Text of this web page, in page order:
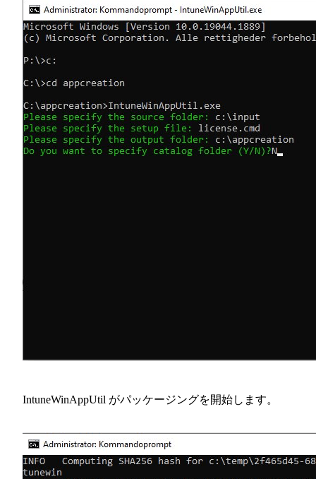
IntuneWinAppUtil がパッケージングを開始します。